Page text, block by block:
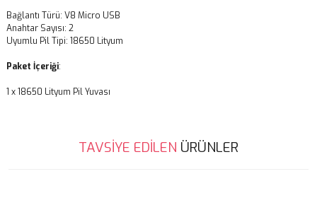
Bağlantı Türü: V8 Micro USB
Anahtar Sayısı: 2
Uyumlu Pil Tipi: 18650 Lityum
Paket İçeriği:
1 x 18650 Lityum Pil Yuvası
Bu ürünün fiyat bilgisi, resim, ürün açıklamalarında ve diğer
konularda yetersiz gördüğünüz noktaları öneri formunu kullanarak
TAVSİYE EDİLEN ÜRÜNLER